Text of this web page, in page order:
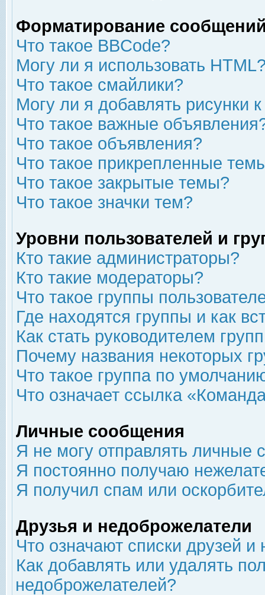
Форматирование
Что такое BBCode?
Могу ли я использовать
Что такое смайлики?
Могу ли я добавлять рисунки
Что такое важные
Что такое объявления?
Что такое прикрепленные
Что такое закрытые темы?
Что такое значки тем?
Уровни пользователей и
Кто такие администраторы?
Кто такие модераторы?
Что такое группы
Где находятся группы и как
Как стать руководителем
Почему названия некоторых
Что такое группа по
Что означает ссылка
Личные сообщения
Я не могу отправлять личные
Я постоянно получаю
Я получил спам или
Друзья и недоброжелатели
Что означают списки друзей
Как добавлять или удалять
недоброжелателей?